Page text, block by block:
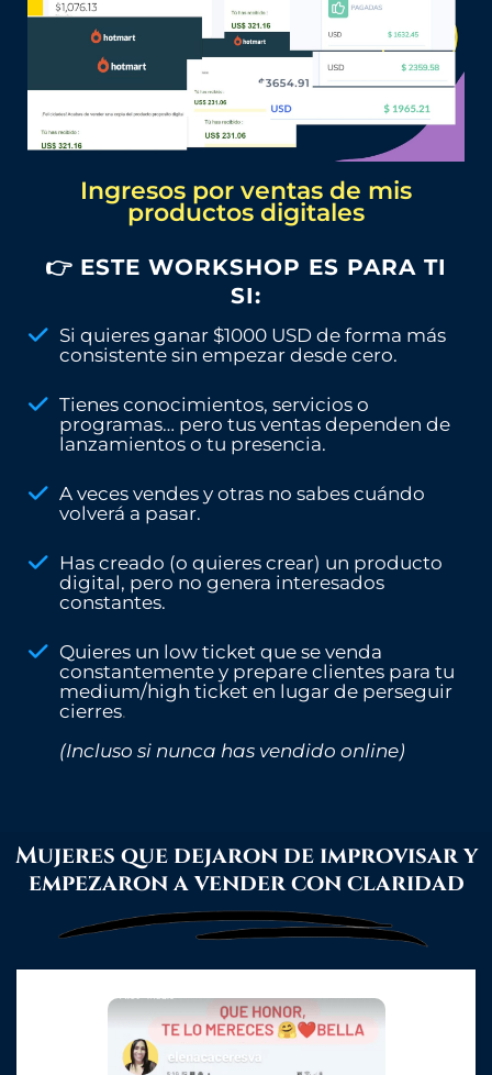
Ingresos por ventas de mis
productos digitales
👉 ESTE WORKSHOP ES PARA TI
SI:
Si quieres ganar $1000 USD de forma más
consistente sin empezar desde cero.
Tienes conocimientos, servicios o
programas… pero tus ventas dependen de
lanzamientos o tu presencia.
A veces vendes y otras no sabes cuándo
volverá a pasar.
Has creado (o quieres crear) un producto
digital, pero no genera interesados
constantes.
Quieres un low ticket que se venda
constantemente y prepare clientes para tu
medium/high ticket en lugar de perseguir
cierres.
(Incluso si nunca has vendido online)
Mujeres que dejaron de improvisar y
empezaron a vender con claridad